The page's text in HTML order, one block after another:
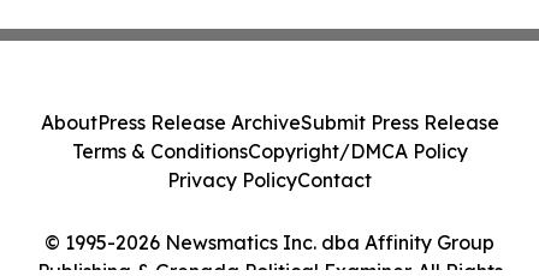
© 1995-2026 Newsmatics Inc. dba Affinity Group
Publishing & Grenada Political Examiner. All Rights
AboutPress Release ArchiveSubmit Press Release
Terms & ConditionsCopyright/DMCA Policy
Privacy PolicyContact